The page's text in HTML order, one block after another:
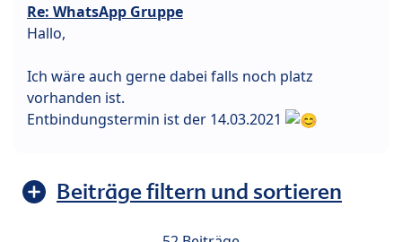
Re: WhatsApp Gruppe
Hallo,
Ich wäre auch gerne dabei falls noch platz
vorhanden ist.
Entbindungstermin ist der 14.03.2021
Beiträge filtern und sortieren